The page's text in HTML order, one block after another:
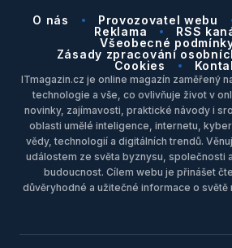
O nás Provozovatel webu
Reklama
RSS
Všeobecné
Zásady zpracování
Cookies
ITmagazin.cz je online magazín zaměřený
technologie a vše, co ovlivňuje život v
novinky, zajímavosti, praktické návody i
oblasti umělé inteligence, internetu,
vědy, technologií a digitálních trendů.
událostem ze světa byznysu, společnosti
budoucnost. Cílem webu je přinášet
důvěryhodné a užitečné informace o